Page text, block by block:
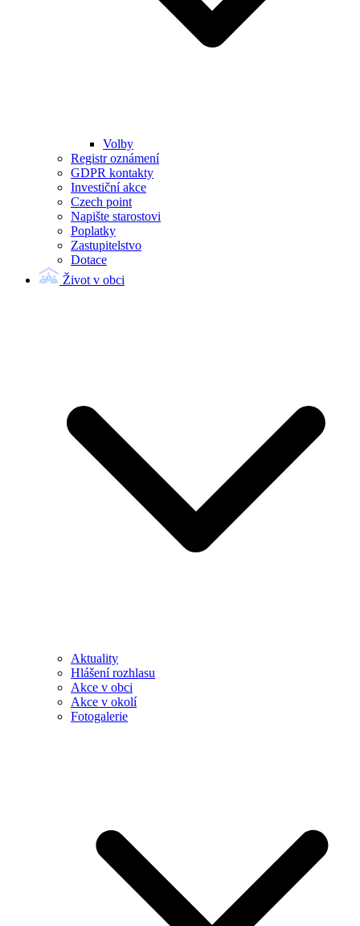
Volby
Registr oznámení
GDPR kontakty
Investiční akce
Czech point
Napište starostovi
Poplatky
Zastupitelstvo
Dotace
Život v obci
Aktuality
Hlášení rozhlasu
Akce v obci
Akce v okolí
Fotogalerie